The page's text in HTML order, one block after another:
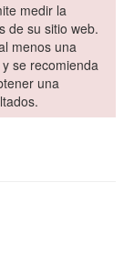
medir la
de su sitio web.
menos una
se recomienda
una